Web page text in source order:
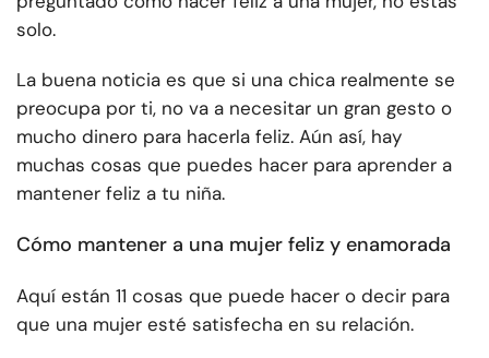
solo.
La buena noticia es que si una chica realmente se
preocupa por ti, no va a necesitar un gran gesto o
mucho dinero para hacerla feliz. Aún así, hay
muchas cosas que puedes hacer para aprender a
mantener feliz a tu niña.
Cómo mantener a una mujer feliz y enamorada
Aquí están 11 cosas que puede hacer o decir para
que una mujer esté satisfecha en su relación.